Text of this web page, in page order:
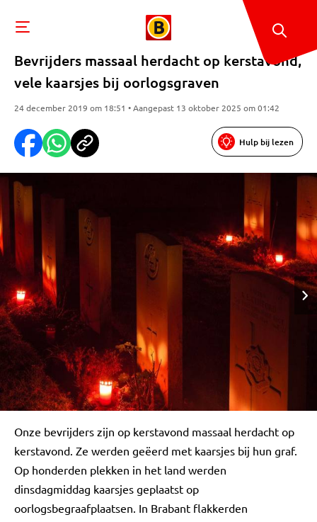
Bevrijders massaal herdacht op kerstavond,
vele kaarsjes bij oorlogsgraven
24 december 2019 om 18:51 • Aangepast 13 oktober 2025 om 01:42
Hulp bij lezen
Onze bevrijders zijn op kerstavond massaal herdacht op
kerstavond. Ze werden geëerd met kaarsjes bij hun graf.
Op honderden plekken in het land werden
dinsdagmiddag kaarsjes geplaatst op
oorlogsbegraafplaatsen. In Brabant flakkerden